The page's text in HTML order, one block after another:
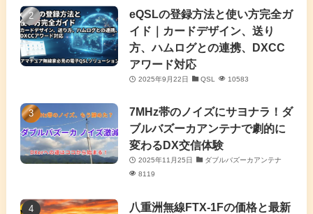
(4)
(2)
(5)
(11)
eQSLの登録方法と使い方完全ガ
イド｜カードデザイン、送り
方、ハムログとの連携、DXCC
アワード対応
2025年9月22日 QSL 10583
7MHz帯のノイズにサヨナラ！ダ
ブルバズーカアンテナで劇的に
変わるDX交信体験
2025年11月25日
ダブルバズーカアンテナ
8119
八重洲無線FTX-1Fの価格と最新